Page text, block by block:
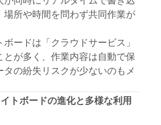
場所や時間を問わず共同作業が
ードは「クラウドサービス」
とが多く、作業内容は自動で保
の紛失リスクが少ないのもメ
トボードの進化と多様な利用